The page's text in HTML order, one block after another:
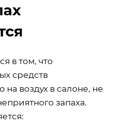
в том, что
средств
на воздух в салоне, не
запаха.